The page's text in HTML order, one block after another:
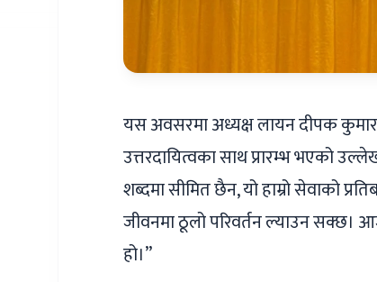
यस अवसरमा अध्यक्ष लायन दीपक कुमार
उत्तरदायित्वका साथ प्रारम्भ भएको
शब्दमा सीमित छैन, यो हाम्रो सेवाको
जीवनमा ठूलो परिवर्तन ल्याउन सक्छ।
हो।”